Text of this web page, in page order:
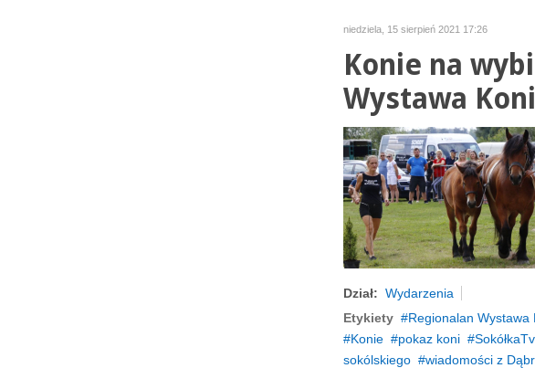
niedziela, 15 sierpień 2021 17:26
Konie na
Wystawa
Dział: Wydarzenia
Etykiety
Regionalan Wystawa
Konie
pokaz koni SokółkaTv
sokólskiego
wiadomości z